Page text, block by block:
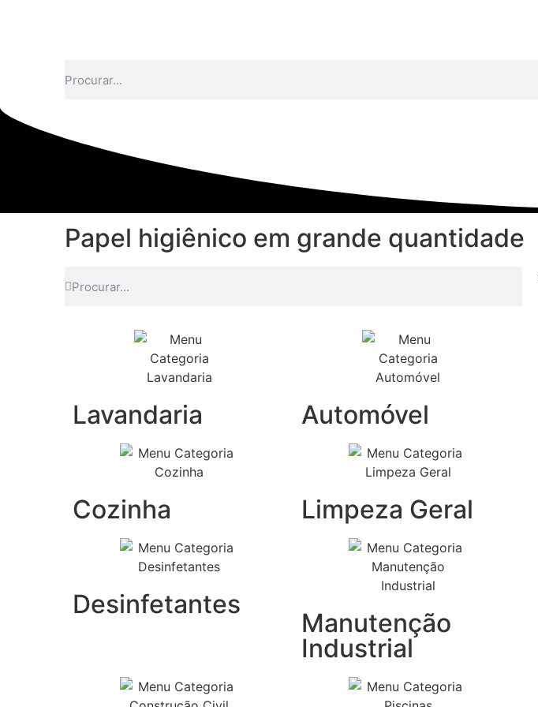
Papel higiênico em grande quantidade
Lavandaria Automóvel
Cozinha Limpeza Geral
Desinfetantes
Manutenção
Industrial